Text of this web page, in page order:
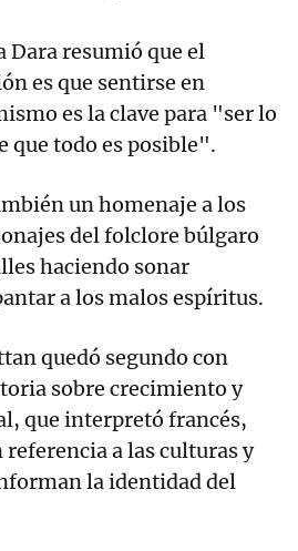
Dara resumió que el
es que sentirse en
es la clave para "ser lo
que todo es posible".
un homenaje a los
del folclore búlgaro
haciendo sonar
a los malos espíritus.
quedó segundo con
sobre crecimiento y
que interpretó francés,
a las culturas y
la identidad del